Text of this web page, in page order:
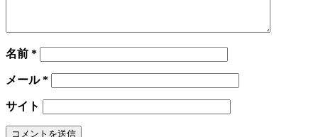
名前 *
メール*
サイト